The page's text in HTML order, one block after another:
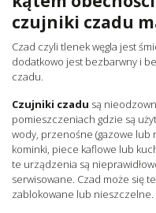
czujniki czadu
Czad czyli tlenek węgla jest
dodatkowo jest bezbarwny i
czadu.
Czujniki czadu są
pomieszczeniach gdzie są
wody, przenośne (gazowe lub
kominki, piece kaflowe lub
te urządzenia są
serwisowane. Czad może się
zablokowane lub nieszczelne.